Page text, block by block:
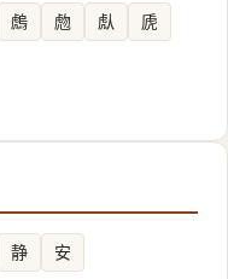
䖚 虝 䖋
虒
静 安